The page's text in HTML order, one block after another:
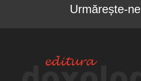
Urmărește-ne